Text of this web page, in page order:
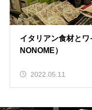
イタリアン食材とワ
NONOME）
2022.05.11